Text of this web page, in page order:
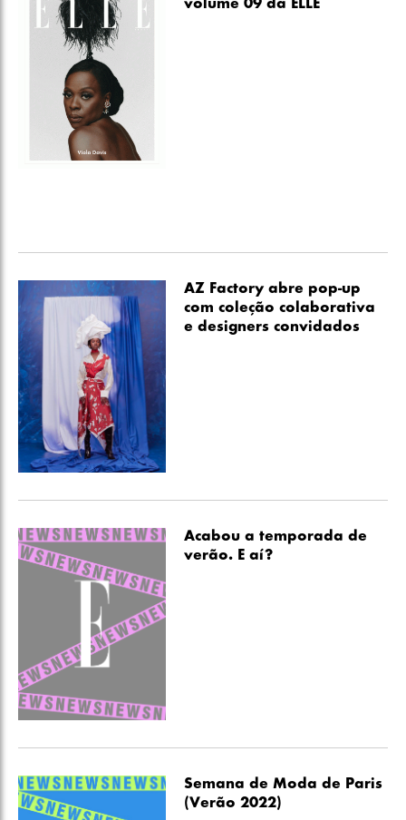
volume 09 da ELLE
AZ Factory abre pop-up
com coleção colaborativa
e designers convidados
Acabou a temporada de
verão. E aí?
Semana de Moda de Paris
(Verão 2022)